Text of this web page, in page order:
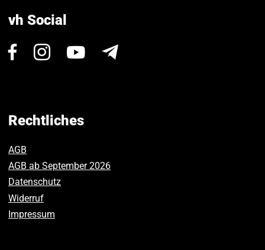
vh Social
Besuchen
Facebook.
Besuchen
Instagram.
Besuchen
Rechtliches
AGB
AGB ab September 2026
Datenschutz
Widerruf
Impressum